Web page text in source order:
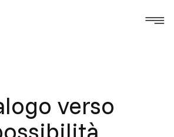
verso